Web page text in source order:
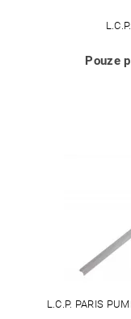
Pouze
L.C.P. PARIS